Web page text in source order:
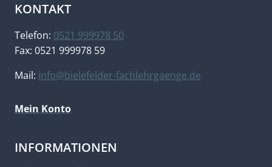
KONTAKT
Telefon: 0521 999978 50
Fax: 0521 999978 59
Mail: info@bielefelder-fachlehrgaenge.de
Mein Konto
INFORMATIONEN